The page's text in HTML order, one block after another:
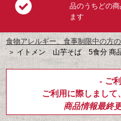
品のうちどの
ます
食物アレルギー、食事制限中の方
＞イトメン 山芋そば 5食分 商
- ご
ご利用に際しまして、
商品情報最終